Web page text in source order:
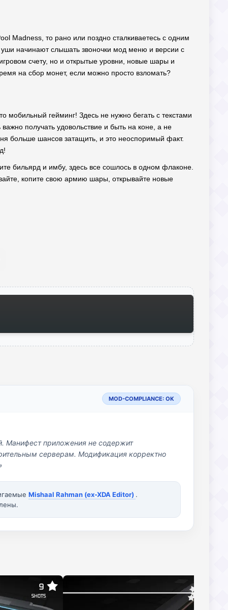
Madness, то рано или поздно сталкиваетесь с одним
начинают слышать звоночки мод меню и версии с
счету, но и открытые уровни, новые шары и
на сбор монет, если можно просто взломать?
мобильный гейминг! Здесь не нужно бегать с текстами
получать удовольствие и быть на коне, а не
больше шансов затащить, и это неоспоримый факт.
бильярд и имбу, здесь все сошлось в одном флаконе.
копите свою армию шары, открывайте новые
MOD-COMPLIANCE: OK
Манифест приложения не содержит
серверам. Модификация корректно
Mishaal Rahman (ex-XDA Editor) .